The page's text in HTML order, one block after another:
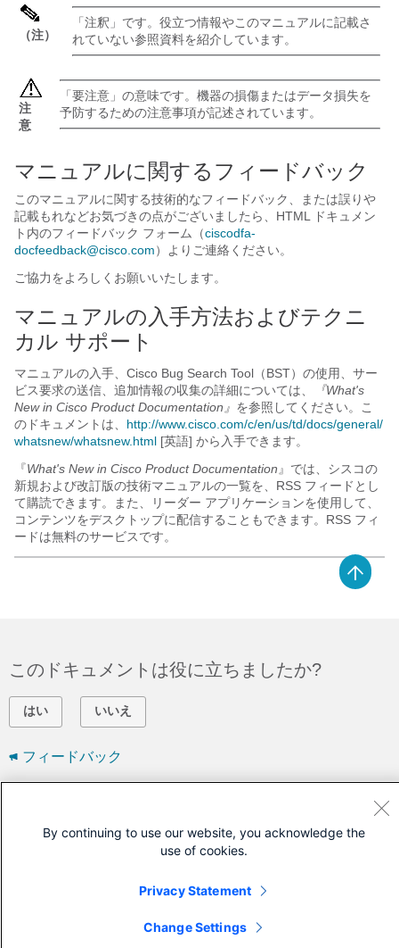
（注）
「 注釈 」です。役立つ情報やこのマニュアルに記載さ
れていない参照資料を紹介しています。
注
意
「 要注意 」の意味です。機器の損傷またはデータ損失を
予防するための注意事項が記述されています。
マニュアルに関するフィードバック
このマニュアルに関する技術的なフィードバック、または誤りや
記載もれなどお気づきの点がございましたら、HTML ドキュメン
ト内のフィードバック フォーム（ciscodfa-
docfeedback@cisco.com）よりご連絡ください。
ご協力をよろしくお願いいたします。
マニュアルの入手方法およびテクニ
カル サポート
マニュアルの入手、Cisco Bug Search Tool（BST）の使用、サー
ビス要求の送信、追加情報の収集の詳細については、
『What's
New in Cisco Product Documentation』 を参照してください。こ
のドキュメントは、 http:/​/​www.cisco.com/​c/​en/​us/​td/​docs/​general/​
whatsnew/​whatsnew.html [英語] から入手できます。
『What's New in Cisco Product Documentation 』では、シスコの
新規および改訂版の技術マニュアルの一覧を、RSS フィードとし
て購読できます。また、リーダー アプリケーションを使用して、
コンテンツをデスクトップに配信することもできます。RSS フィ
ードは無料のサービスです。
このドキュメントは役に立ちましたか?
はい いいえ
フィードバック
サポート ケースをオープン
By continuing to use our website, you acknowledge the
use of cookies.
Privacy Statement
Change Settings